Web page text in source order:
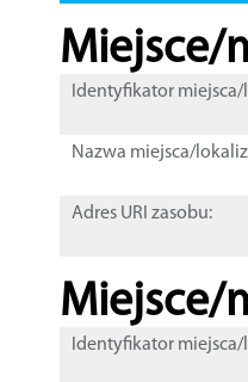
Miejsce/
Identyfikator
Nazwa miejsca/
Adres URI zasobu:
Miejsce/
Identyfikator